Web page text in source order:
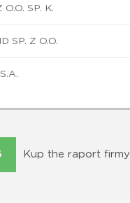
SP. K.
SP. Z O.O.
Kup the raport firmy